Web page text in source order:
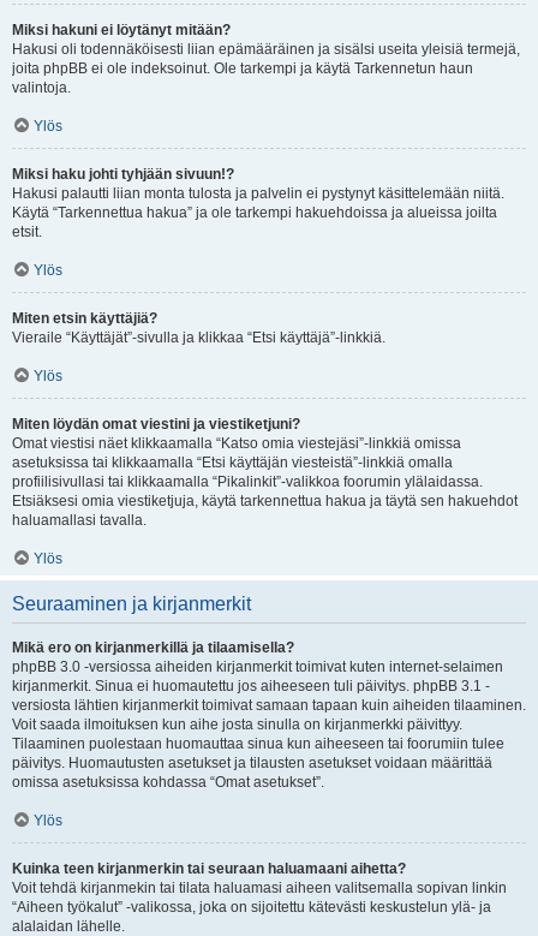
Miksi hakuni ei löytänyt mitään?
Hakusi oli todennäköisesti liian epämääräinen ja sisälsi useita yleisiä termejä,
joita phpBB ei ole indeksoinut. Ole tarkempi ja käytä Tarkennetun haun
valintoja.
Ylös
Miksi haku johti tyhjään sivuun!?
Hakusi palautti liian monta tulosta ja palvelin ei pystynyt käsittelemään niitä.
Käytä “Tarkennettua hakua” ja ole tarkempi hakuehdoissa ja alueissa joilta
etsit.
Ylös
Miten etsin käyttäjiä?
Vieraile “Käyttäjät”-sivulla ja klikkaa “Etsi käyttäjä”-linkkiä.
Ylös
Miten löydän omat viestini ja viestiketjuni?
Omat viestisi näet klikkaamalla “Katso omia viestejäsi”-linkkiä omissa
asetuksissa tai klikkaamalla “Etsi käyttäjän viesteistä”-linkkiä omalla
profiilisivullasi tai klikkaamalla “Pikalinkit”-valikkoa foorumin ylälaidassa.
Etsiäksesi omia viestiketjuja, käytä tarkennettua hakua ja täytä sen hakuehdot
haluamallasi tavalla.
Ylös
Seuraaminen ja kirjanmerkit
Mikä ero on kirjanmerkillä ja tilaamisella?
phpBB 3.0 -versiossa aiheiden kirjanmerkit toimivat kuten internet-selaimen
kirjanmerkit. Sinua ei huomautettu jos aiheeseen tuli päivitys. phpBB 3.1 -
versiosta lähtien kirjanmerkit toimivat samaan tapaan kuin aiheiden tilaaminen.
Voit saada ilmoituksen kun aihe josta sinulla on kirjanmerkki päivittyy.
Tilaaminen puolestaan huomauttaa sinua kun aiheeseen tai foorumiin tulee
päivitys. Huomautusten asetukset ja tilausten asetukset voidaan määrittää
omissa asetuksissa kohdassa “Omat asetukset”.
Ylös
Kuinka teen kirjanmerkin tai seuraan haluamaani aihetta?
Voit tehdä kirjanmekin tai tilata haluamasi aiheen valitsemalla sopivan linkin
“Aiheen työkalut” -valikossa, joka on sijoitettu kätevästi keskustelun ylä- ja
alalaidan lähelle.